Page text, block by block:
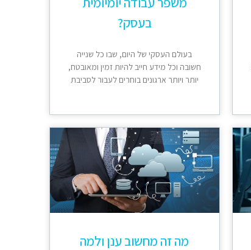
בעסק?
בעולם העסקי של היום, שבו כל שנייה
חשובה וכל מידע חייב להיות זמין ומאובטח,
יותר ויותר ארגונים בוחרים לעבור לסביבת
מה זה מחשוב ענן ולמה